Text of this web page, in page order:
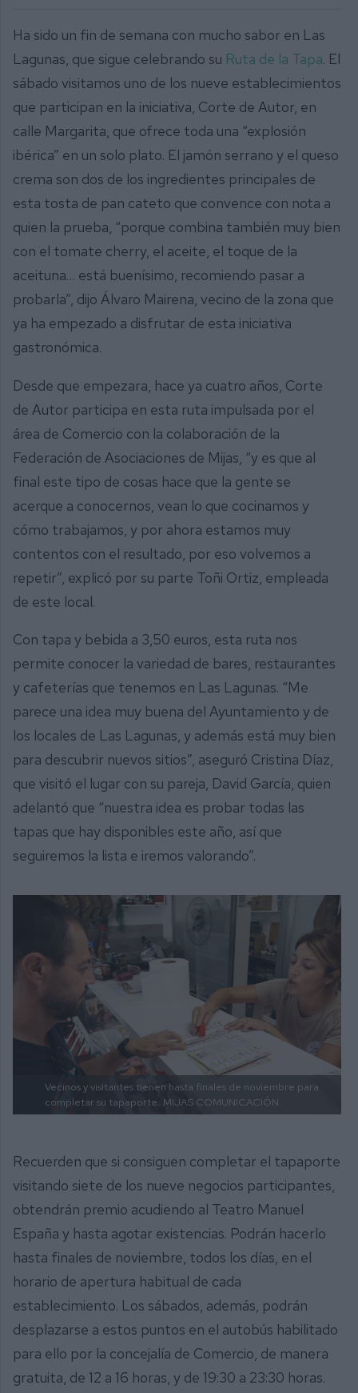
Ha sido un fin de semana con mucho sabor en Las
Lagunas, que sigue celebrando su Ruta de la Tapa. El
sábado visitamos uno de los nueve establecimientos
que participan en la iniciativa, Corte de Autor, en
calle Margarita, que ofrece toda una “explosión
ibérica” en un solo plato. El jamón serrano y el queso
crema son dos de los ingredientes principales de
esta tosta de pan cateto que convence con nota a
quien la prueba, “porque combina también muy bien
con el tomate cherry, el aceite, el toque de la
aceituna… está buenísimo, recomiendo pasar a
probarla”, dijo Álvaro Mairena, vecino de la zona que
ya ha empezado a disfrutar de esta iniciativa
gastronómica.
Desde que empezara, hace ya cuatro años, Corte
de Autor participa en esta ruta impulsada por el
área de Comercio con la colaboración de la
Federación de Asociaciones de Mijas, “y es que al
final este tipo de cosas hace que la gente se
acerque a conocernos, vean lo que cocinamos y
cómo trabajamos, y por ahora estamos muy
contentos con el resultado, por eso volvemos a
repetir”, explicó por su parte Toñi Ortiz, empleada
de este local.
Con tapa y bebida a 3,50 euros, esta ruta nos
permite conocer la variedad de bares, restaurantes
y cafeterías que tenemos en Las Lagunas. “Me
parece una idea muy buena del Ayuntamiento y de
los locales de Las Lagunas, y además está muy bien
para descubrir nuevos sitios”, aseguró Cristina Díaz,
que visitó el lugar con su pareja, David García, quien
adelantó que “nuestra idea es probar todas las
tapas que hay disponibles este año, así que
seguiremos la lista e iremos valorando”.
Vecinos y visitantes tienen hasta finales de noviembre para
completar su tapaporte. MIJAS COMUNICACIÓN.
Recuerden que si consiguen completar el tapaporte
visitando siete de los nueve negocios participantes,
obtendrán premio acudiendo al Teatro Manuel
España y hasta agotar existencias. Podrán hacerlo
hasta finales de noviembre, todos los días, en el
horario de apertura habitual de cada
establecimiento. Los sábados, además, podrán
desplazarse a estos puntos en el autobús habilitado
para ello por la concejalía de Comercio, de manera
gratuita, de 12 a 16 horas, y de 19:30 a 23:30 horas.